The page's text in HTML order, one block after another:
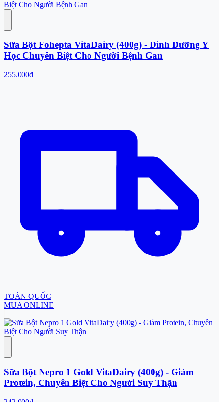
Sữa Bột Fohepta VitaDairy (400g) - Dinh Dưỡng Y
Học Chuyên Biệt Cho Người Bệnh Gan
255.000đ
TOÀN QUỐC
MUA ONLINE
Sữa Bột Nepro 1 Gold VitaDairy (400g) - Giảm
Protein, Chuyên Biệt Cho Người Suy Thận